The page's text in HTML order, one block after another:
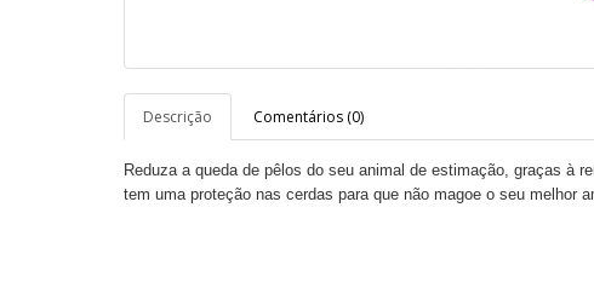
Descrição Comentários (0)
Reduza a queda de pêlos do seu animal de estimação, graças à
tem uma proteção nas cerdas para que não magoe o seu melhor